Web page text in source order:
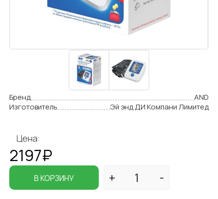
Бренд
AND
Изготовитель
Эй энд ДИ Компани Лимитед
Цена:
2197₽
В КОРЗИНУ